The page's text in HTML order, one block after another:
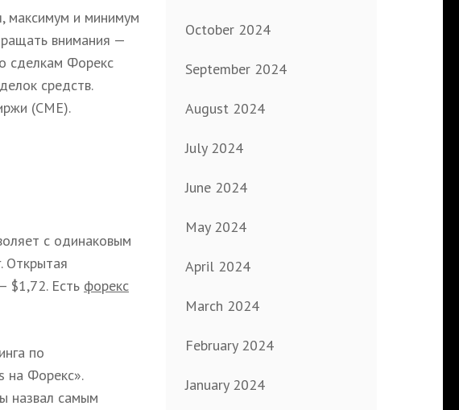
максимум и минимум
внимания —
сделкам Форекс
средств.
(CME).
с одинаковым
Открытая
$1,72. Есть форекс
по
на Форекс».
назвал самым
October 2024
September 2024
August 2024
July 2024
June 2024
May 2024
April 2024
March 2024
February 2024
January 2024